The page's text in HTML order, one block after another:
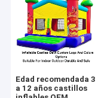
Edad recomendada 3
a 12 años castillos